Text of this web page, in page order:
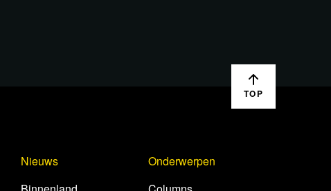
TOP
Nieuws
Onderwerpen